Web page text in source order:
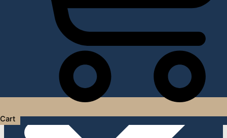
Cart
Услуги дизайнера интерьера